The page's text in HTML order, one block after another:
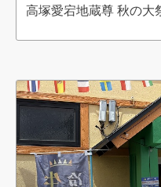
高塚愛宕地蔵尊 秋の